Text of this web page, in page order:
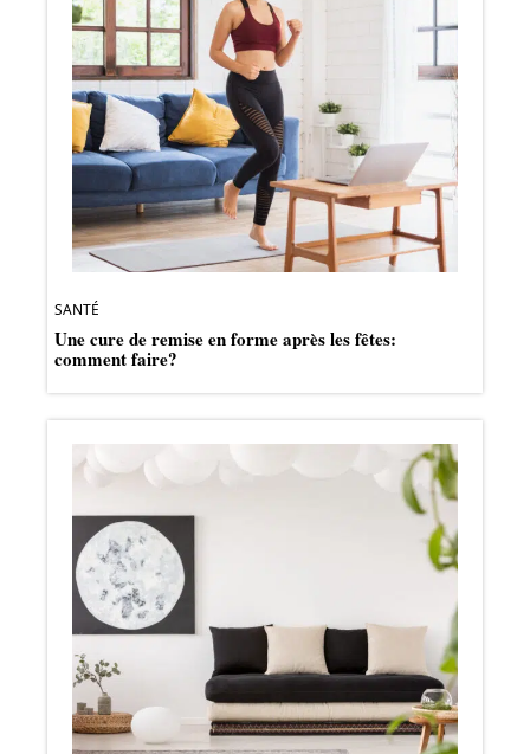
SANTÉ
Une cure de remise en forme après les fêtes:
comment faire?